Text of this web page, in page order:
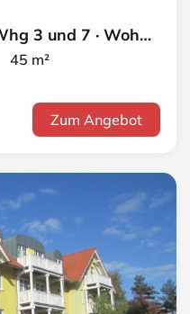
Strandschlösschen II - Whg 3 und 7 · Wohnung 3
m²
Zum Angebot